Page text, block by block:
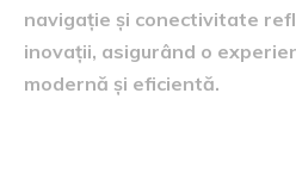
navigație și conectivitate
inovații, asigurând o
modernă și eficientă.